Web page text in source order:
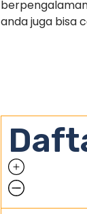
anda juga bisa